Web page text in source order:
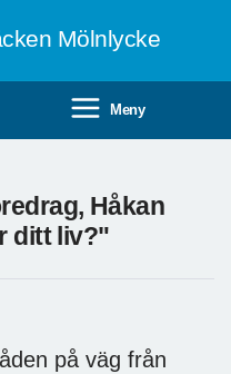
Mölnlycke
Meny
Håkan
ditt liv?"
på väg från